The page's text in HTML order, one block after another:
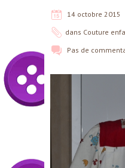
14 octobre 2015
dans Couture
Pas de